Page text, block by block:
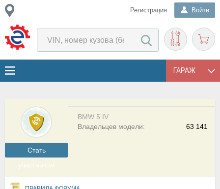
Регистрация Войти
ГАРАЖ
Cтать
участником
BMW 5 IV
63 141
Владельцев модели: